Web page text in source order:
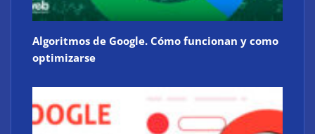
Algoritmos de Google. Cómo funcionan y como
optimizarse